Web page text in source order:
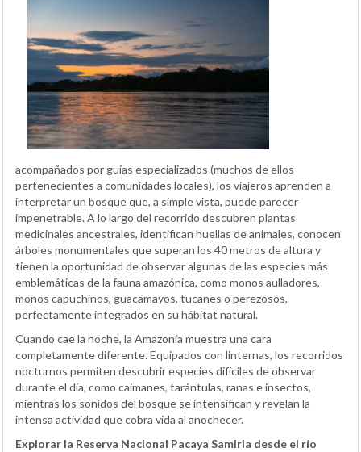
acompañados por guías especializados (muchos de ellos
pertenecientes a comunidades locales), los viajeros aprenden a
interpretar un bosque que, a simple vista, puede parecer
impenetrable. A lo largo del recorrido descubren plantas
medicinales ancestrales, identifican huellas de animales, conocen
árboles monumentales que superan los 40 metros de altura y
tienen la oportunidad de observar algunas de las especies más
emblemáticas de la fauna amazónica, como monos aulladores,
monos capuchinos, guacamayos, tucanes o perezosos,
perfectamente integrados en su hábitat natural.
Cuando cae la noche, la Amazonía muestra una cara
completamente diferente. Equipados con linternas, los recorridos
nocturnos permiten descubrir especies difíciles de observar
durante el día, como caimanes, tarántulas, ranas e insectos,
mientras los sonidos del bosque se intensifican y revelan la
intensa actividad que cobra vida al anochecer.
Explorar la Reserva Nacional Pacaya Samiria desde el río